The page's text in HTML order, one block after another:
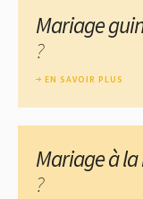
Mariage
?
EN SAVOIR PLUS
Mariage à
?